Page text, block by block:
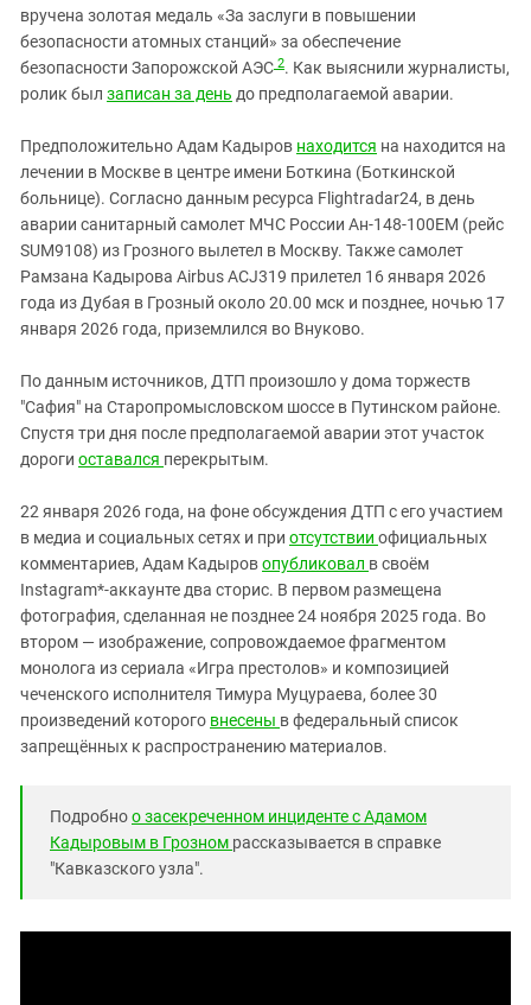
вручена золотая медаль «За заслуги в повышении
безопасности атомных станций» за обеспечение
безопасности Запорожской АЭС 2. Как выяснили журналисты,
ролик был записан за день до предполагаемой аварии.
Предположительно Адам Кадыров находится на находится на
лечении в Москве в центре имени Боткина (Боткинской
больнице). Согласно данным ресурса Flightradar24, в день
аварии санитарный самолет МЧС России Ан-148-100ЕМ (рейс
SUM9108) из Грозного вылетел в Москву. Также самолет
Рамзана Кадырова Airbus ACJ319 прилетел 16 января 2026
года из Дубая в Грозный около 20.00 мск и позднее, ночью 17
января 2026 года, приземлился во Внуково.
По данным источников, ДТП произошло у дома торжеств
"Сафия" на Старопромысловском шоссе в Путинском районе.
Спустя три дня после предполагаемой аварии этот участок
дороги оставался перекрытым.
22 января 2026 года, на фоне обсуждения ДТП с его участием
в медиа и социальных сетях и при отсутствии официальных
комментариев, Адам Кадыровопубликовал в своём
Instagram*-аккаунте два сторис. В первом размещена
фотография, сделанная не позднее 24 ноября 2025 года. Во
втором — изображение, сопровождаемое фрагментом
монолога из сериала «Игра престолов» и композицией
чеченского исполнителя Тимура Муцураева, более 30
произведений которого внесены в федеральный список
запрещённых к распространению материалов.
Подробноозасекреченном инциденте с Адамом
Кадыровым в Грозном рассказывается в справке
"Кавказского узла".